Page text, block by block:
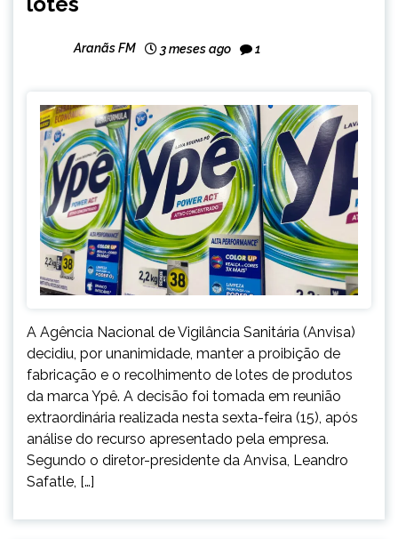
Aranãs FM 3 meses ago 1
A Agência Nacional de Vigilância Sanitária (Anvisa)
decidiu, por unanimidade, manter a proibição de
fabricação e o recolhimento de lotes de produtos
da marca Ypê. A decisão foi tomada em reunião
extraordinária realizada nesta sexta-feira (15), após
análise do recurso apresentado pela empresa.
Segundo o diretor-presidente da Anvisa, Leandro
Safatle, […]